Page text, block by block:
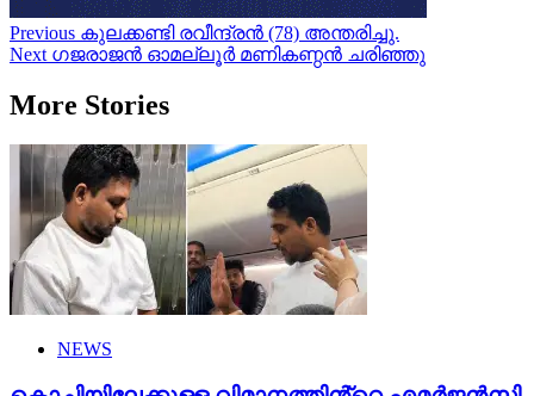
Post
navigation
Previous കുലക്കണ്ടി രവീന്ദ്രൻ (78) അന്തരിച്ചു.
Next ഗജരാജന്‍ ഓമല്ലൂര്‍ മണികണ്ഠന്‍ ചരിഞ്ഞു
More Stories
NEWS